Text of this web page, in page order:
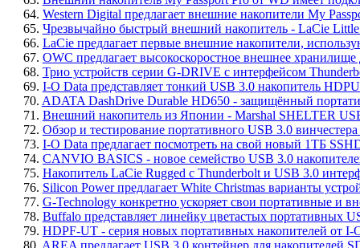
64. Western Digital предлагает внешние накопители My
65. Чрезвычайно быстрый внешний накопитель - LaCie
66. LaCie предлагает первые внешние накопители,
67. OWC предлагает высокоскоростное внешнее
68. Трио устройств серии G-DRIVE с интерфейсом
69. I-O Data представляет тонкий USB 3.0 накопитель
70. ADATA DashDrive Durable HD650 - защищённый
71. Внешний накопитель из Японии - Marshal SHELTER
72. Обзор и тестирование портативного USB 3.0
73. I-O Data предлагает посмотреть на свой новый 1ТБ
74. CANVIO BASICS - новое семейство USB 3.0
75. Накопитель LaCie Rugged с Thunderbolt и USB 3.0
76. Silicon Power предлагает White Christmas варианты
77. G-Technology конкретно ускоряет свои портативные
78. Buffalo представляет линейку цветастых портативных
79. HDPF-UT - серия новых портативных накопителей от I-
80. AREA предлагает USB 3.0 контейнер для накопителей